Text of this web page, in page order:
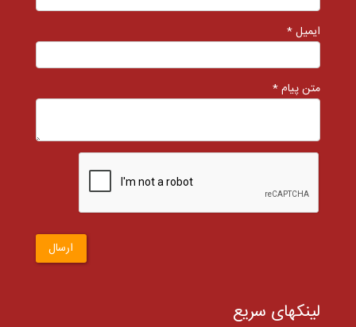
ایمیل *
متن پیام *
ارسال
لینکهای سریع